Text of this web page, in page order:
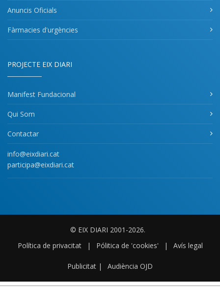
Anuncis Oficials
Fàrmacies d'urgències
PROJECTE EIX DIARI
Manifest Fundacional
Qui Som
Contactar
info@eixdiari.cat
participa@eixdiari.cat
© EIX DIARI 2001-2026.
Política de privacitat
| Pólitica de 'cookies' | Avís legal
Publicitat | Audiència OJD